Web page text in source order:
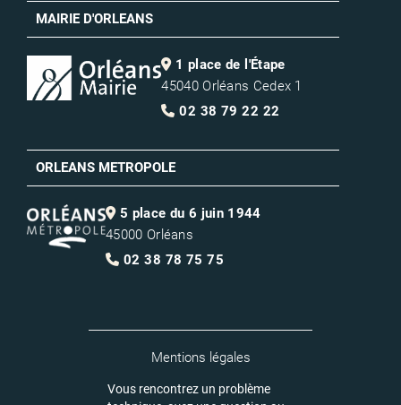
MAIRIE D'ORLEANS
1 place de l'Étape
45040 Orléans Cedex 1
02 38 79 22 22
ORLEANS METROPOLE
5 place du 6 juin 1944
45000 Orléans
02 38 78 75 75
Mentions légales
Vous rencontrez un problème